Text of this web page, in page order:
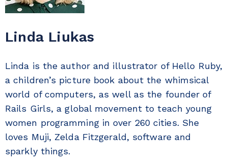
Linda Liukas
Linda is the author and illustrator of Hello Ruby,
a children’s picture book about the whimsical
world of computers, as well as the founder of
Rails Girls, a global movement to teach young
women programming in over 260 cities. She
loves Muji, Zelda Fitzgerald, software and
sparkly things.